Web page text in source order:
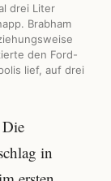
drei Liter
Brabham
den Ford-
lief, auf drei
in